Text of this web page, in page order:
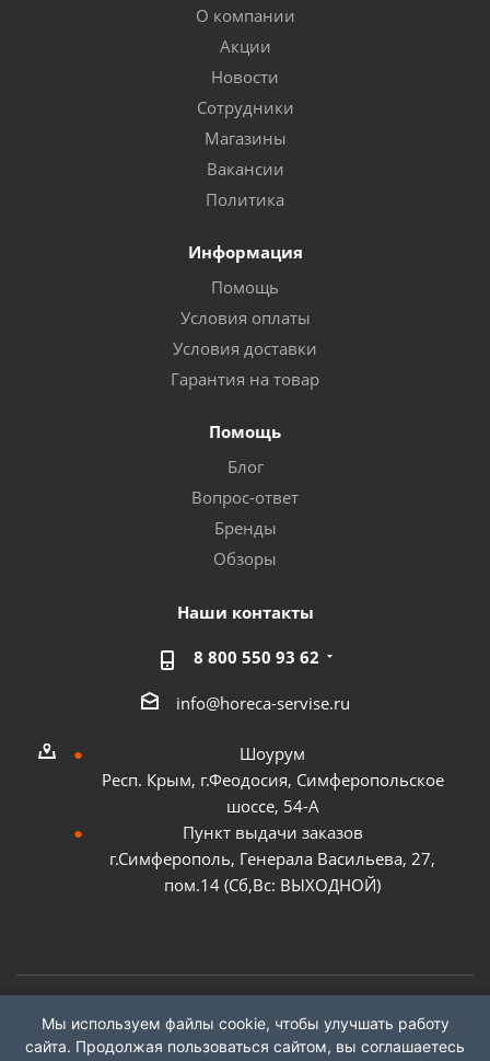
О компании
Акции
Новости
Сотрудники
Магазины
Вакансии
Политика
Информация
Помощь
Условия оплаты
Условия доставки
Гарантия на товар
Помощь
Блог
Вопрос-ответ
Бренды
Обзоры
Наши контакты
8 800 550 93 62
info@horeca-servise.ru
Шоурум
Респ. Крым, г.Феодосия, Симферопольское
шоссе, 54-А
Пункт выдачи заказов
г.Симферополь, Генерала Васильева, 27,
пом.14 (Сб,Вс: ВЫХОДНОЙ)
2026 ©ГК "ХоРеКа Сервис"
Мы используем файлы cookie, чтобы улучшать работу
сайта. Продолжая пользоваться сайтом, вы соглашаетесь